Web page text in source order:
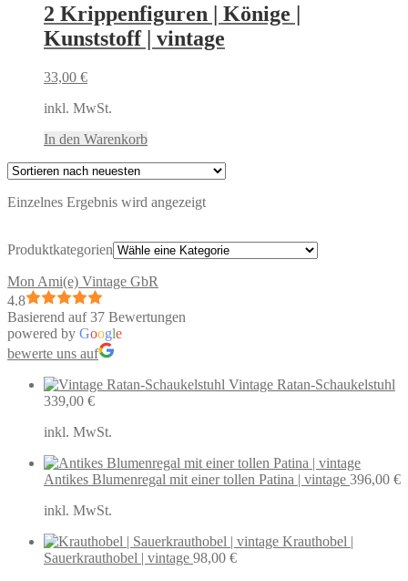
2 Krippenfiguren | Könige |
Kunststoff | vintage
33,00 €
inkl. MwSt.
In den Warenkorb
Einzelnes Ergebnis wird angezeigt
Produktkategorien
Mon Ami(e) Vintage GbR
4.8
Basierend auf 37 Bewertungen
powered by Google
bewerte uns auf
Vintage Ratan-Schaukelstuhl
339,00 €
inkl. MwSt.
Antikes Blumenregal mit einer tollen Patina | vintage 396,00 €
inkl. MwSt.
Krauthobel |
Sauerkrauthobel | vintage 98,00 €